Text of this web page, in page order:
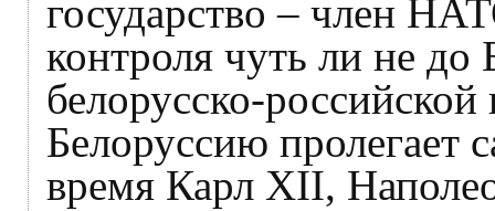
государство – член
контроля чуть ли не
белорусско-
Белоруссию пролегает
время Карл XII,